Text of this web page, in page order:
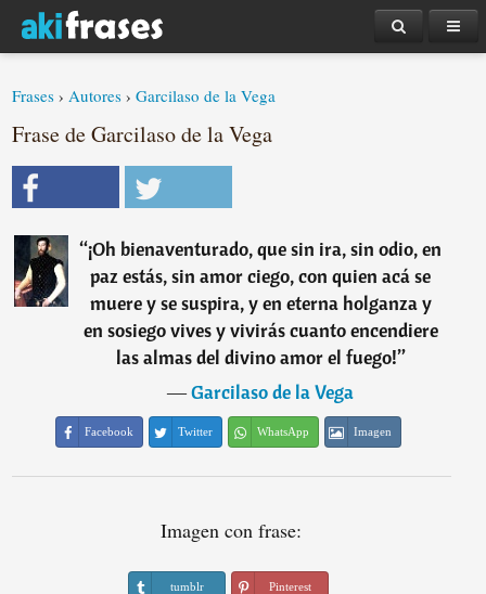
Frases ›Autores ›Garcilaso de la Vega
Frase de Garcilaso de la Vega
“¡Oh bienaventurado, que sin ira, sin odio, en
paz estás, sin amor ciego, con quien acá se
muere y se suspira, y en eterna holganza y
en sosiego vives y vivirás cuanto encendiere
las almas del divino amor el fuego!”
―Garcilaso de la Vega
Facebook Twitter WhatsApp Imagen
Imagen con frase:
tumblr Pinterest